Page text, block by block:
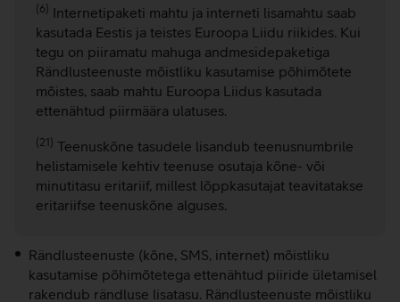
(6) Internetipaketi mahtu ja interneti lisamahtu saab
kasutada Eestis ja teistes Euroopa Liidu riikides. Kui
tegu on piiramatu mahuga andmesidepaketiga
Rändlusteenuste mõistliku kasutamise põhimõtete
mõistes, saab mahtu Euroopa Liidus kasutada
ettenähtud piirmäära ulatuses.
(21) Teenuskõne tasudele lisandub teenusnumbrile
helistamisele kehtiv teenuse osutaja kõne- või
minutitasu eritariif, millest lõppkasutajat teavitatakse
eritariifse teenuskõne alguses.
Rändlusteenuste (kõne, SMS, internet) mõistliku
kasutamise põhimõtetega ettenähtud piiride ületamisel
rakendub rändluse lisatasu. Rändlusteenuste mõistliku